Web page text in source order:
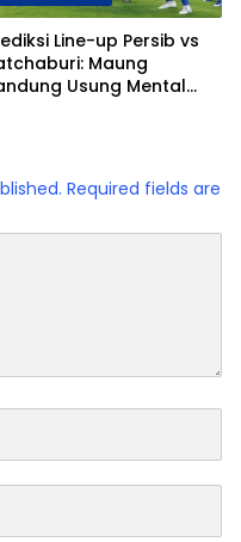
Line-up Persib vs
Maung
Usung Mental
Required fields are